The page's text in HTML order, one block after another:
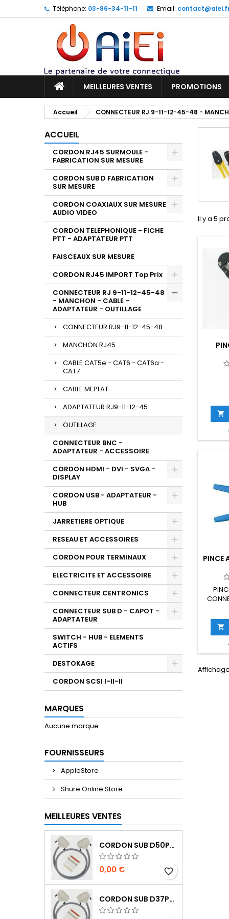
Téléphone: 03-86-34-11-11 Email:
MEILLEURES VENTES PROMOTIONS
Accueil CONNECTEUR RJ 9-11-12-45-48 -
ACCUEIL
CORDON RJ45 SURMOULE -
FABRICATION SUR MESURE
CORDON SUB D FABRICATION
SUR MESURE
CORDON COAXIAUX SUR MESURE
AUDIO VIDEO
CORDON TELEPHONIQUE - FICHE
PTT - ADAPTATEUR PTT
FAISCEAUX SUR MESURE
CORDON RJ45 IMPORT Top Prix
CONNECTEUR RJ 9-11-12-45-48
- MANCHON - CABLE -
ADAPTATEUR - OUTILLAGE
CONNECTEUR RJ9-11-12-45-48
MANCHON RJ45
CABLE CAT5e - CAT6 - CAT6a -
CAT7
CABLE MEPLAT
ADAPTATEUR RJ9-11-12-45
OUTILLAGE
CONNECTEUR BNC -
ADAPTATEUR - ACCESSOIRE
CORDON HDMI - DVI - SVGA -
DISPLAY
CORDON USB - ADAPTATEUR -
HUB
JARRETIERE OPTIQUE
RESEAU ET ACCESSOIRES
CORDON POUR TERMINAUX
ELECTRICITE ET ACCESSOIRE
CONNECTEUR CENTRONICS
CONNECTEUR SUB D - CAPOT -
ADAPTATEUR
SWITCH - HUB - ELEMENTS
ACTIFS
DESTOKAGE
CORDON SCSI I-II-II
MARQUES
Aucune marque
FOURNISSEURS
AppleStore
Shure Online Store
MEILLEURES VENTES
CORDON SUB D50PTS MALE/MALE 1M
0,00 € favorite_border
CORDON SUB D37PTS MALE/MALE 1M
Il y a 5

PINCE
